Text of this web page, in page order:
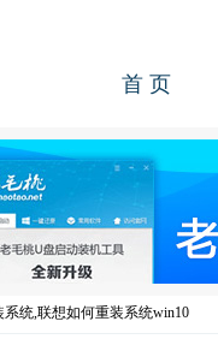
首 页
统,联想如何重装系统win10